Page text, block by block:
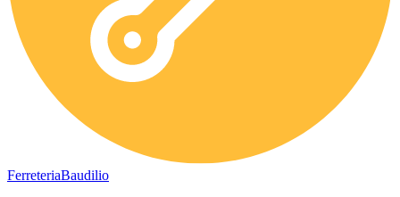
FerreteriaBaudilio